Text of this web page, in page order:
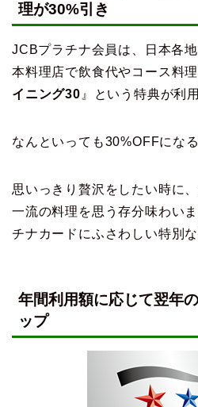
理が30%引き
JCBプラチナ会員は、日本各
本料理店で飲食代やコース料
イニング30 』という特典が利
なんといっても30%OFFにな
思いっきり贅沢をしたい時に
一流の料理を思う存分味わい
チナカードにふさわしい特別な
年間利用額に応じて翌年
ップ